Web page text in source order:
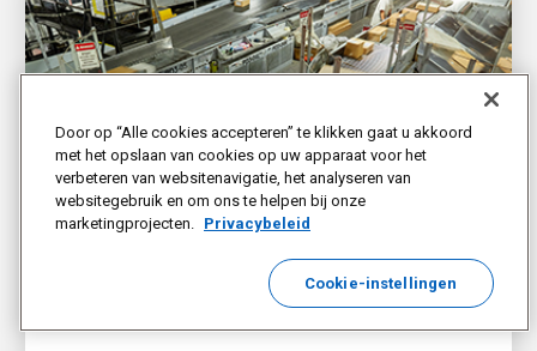
UPS maakt resultaten van het
Door op “Alle cookies accepteren” te klikken gaat u akkoord
met het opslaan van cookies op uw apparaat voor het
verbeteren van websitenavigatie, het analyseren van
websitegebruik en om ons te helpen bij onze
marketingprojecten. Privacybeleid
Cookie-instellingen